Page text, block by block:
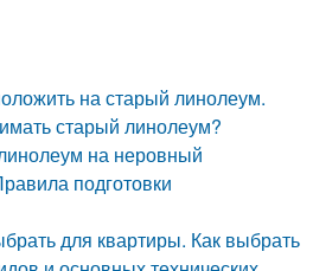
на старый линолеум.
старый линолеум?
на неровный
подготовки
для квартиры. Как выбрать